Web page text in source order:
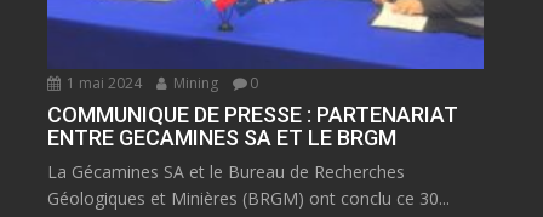
1 mai 2024 Mining 0
COMMUNIQUE DE PRESSE : PARTENARIAT
ENTRE GECAMINES SA ET LE BRGM
La Gécamines SA et le Bureau de Recherches
Géologiques et Minières (BRGM) ont conclu ce 30...